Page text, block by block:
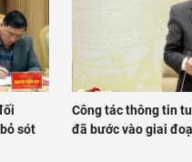
sót
Công tác thông tin
đã bước vào giai